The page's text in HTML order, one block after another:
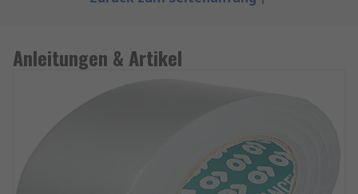
Anleitungen & Artikel